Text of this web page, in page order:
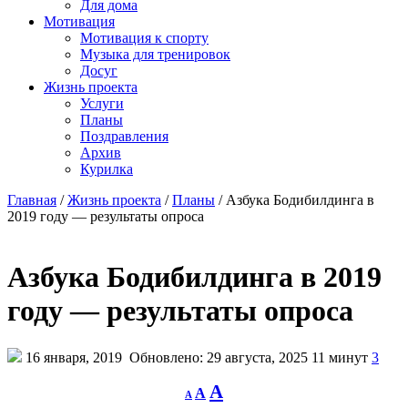
Для дома
Мотивация
Мотивация к спорту
Музыка для тренировок
Досуг
Жизнь проекта
Услуги
Планы
Поздравления
Архив
Курилка
Главная / Жизнь проекта / Планы / Азбука Бодибилдинга в
2019 году — результаты опроса
Азбука Бодибилдинга в 2019
году — результаты опроса
16 января, 2019 Обновлено: 29 августа, 2025 11 минут 3
A
Decrease
font
A Reset
font
A